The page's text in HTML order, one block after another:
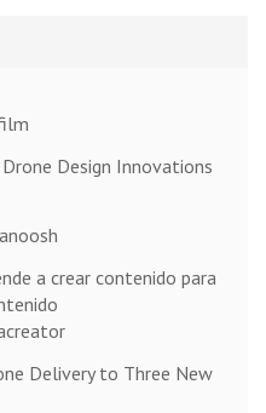
Design Innovations
a crear contenido para
Delivery to Three New